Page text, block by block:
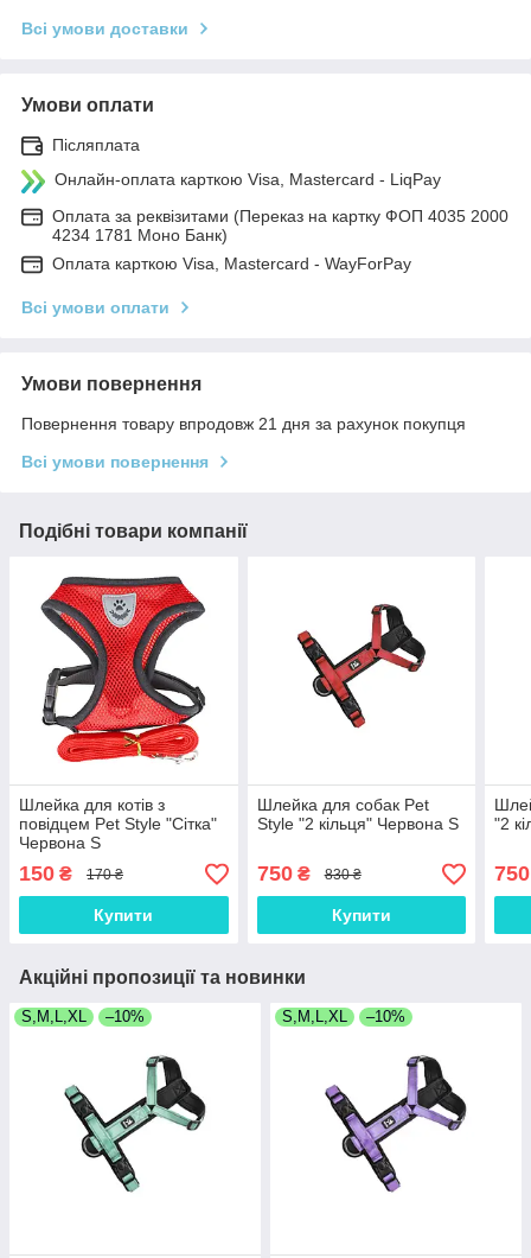
Всі умови доставки
Умови оплати
Післяплата
Онлайн-оплата карткою Visa, Mastercard - LiqPay
Оплата за реквізитами (Переказ на картку ФОП 4035 2000
4234 1781 Моно Банк)
Оплата карткою Visa, Mastercard - WayForPay
Всі умови оплати
Умови повернення
Повернення товару впродовж 21 дня за рахунок покупця
Всі умови повернення
Подібні товари компанії
Шлейка для котів з
повідцем Pet Style "Сітка"
Червона S
150 ₴ 170 ₴
Купити
Шлейка для собак Pet
Style "2 кільця" Червона S
750₴ 830 ₴
Купити
"2
750
Акційні пропозиції та новинки
S,M,L,XL –10% S,M,L,XL –10%